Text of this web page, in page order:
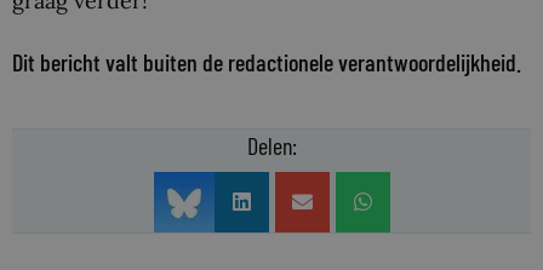
Dit bericht valt buiten de redactionele verantwoordelijkheid.
Delen: